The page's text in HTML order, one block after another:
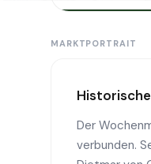
MARKTPORTRAIT
Der
verbunden.